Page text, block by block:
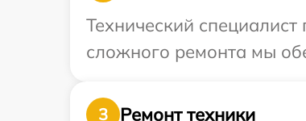
Технический
сложного ремонта мы
3
Ремонт техники